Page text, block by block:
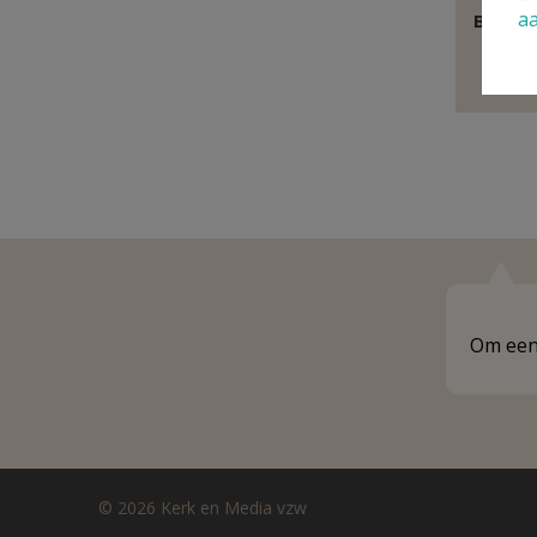
Om
© 2026 Kerk en Media vzw